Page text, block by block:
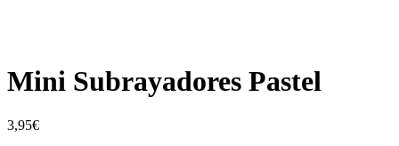
Mini Subrayadores Pastel
3,95€